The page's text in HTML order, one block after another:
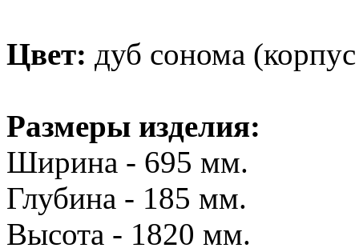
Цвет: дуб сонома
Размеры изделия:
Ширина - 695 мм.
Глубина - 185 мм.
Высота - 1820 мм.